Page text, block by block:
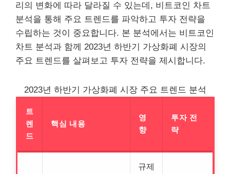
리의 변화에 따라 달라질 수 있는데, 비트코인 차트
분석을 통해 주요 트렌드를 파악하고 투자 전략을
수립하는 것이 중요합니다. 본 분석에서는 비트코인
차트 분석과 함께 2023년 하반기 가상화폐 시장의
주요 트렌드를 살펴보고 투자 전략을 제시합니다.
2023년 하반기 가상화폐 시장 주요 트렌드 분석
트
렌
드
핵심 내용
영
향
투자 전
략
규제